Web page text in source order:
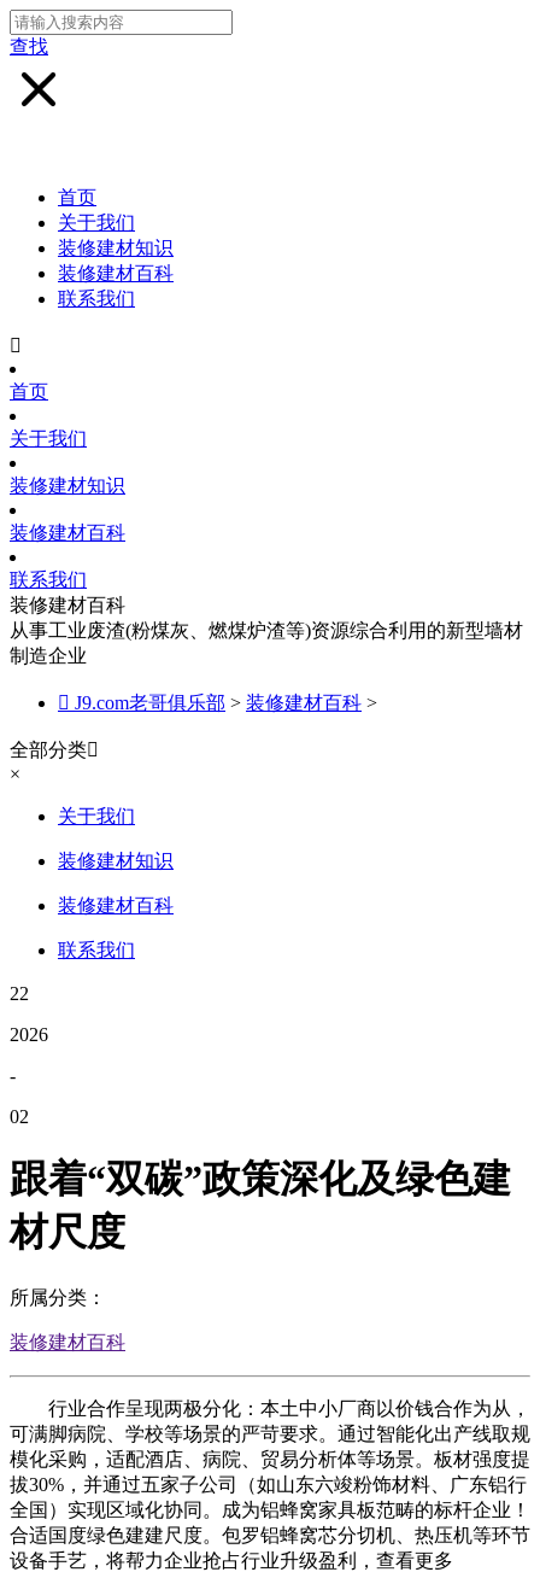
查找
首页
关于我们
装修建材知识
装修建材百科
联系我们

首页
关于我们
装修建材知识
装修建材百科
联系我们
装修建材百科
从事工业废渣(粉煤灰、燃煤炉渣等)资源综合利用的新型墙材
制造企业
 J9.com老哥俱乐部 > 装修建材百科 >
全部分类
×
关于我们
装修建材知识
装修建材百科
联系我们
22
2026
-
02
跟着“双碳”政策深化及绿色建
材尺度
所属分类：
装修建材百科
行业合作呈现两极分化：本土中小厂商以价钱合作为从，
可满脚病院、学校等场景的严苛要求。通过智能化出产线取规
模化采购，适配酒店、病院、贸易分析体等场景。板材强度提
拔30%，并通过五家子公司（如山东六竣粉饰材料、广东铝行
全国）实现区域化协同。成为铝蜂窝家具板范畴的标杆企业！
合适国度绿色建建尺度。包罗铝蜂窝芯分切机、热压机等环节
设备手艺，将帮力企业抢占行业升级盈利，查看更多